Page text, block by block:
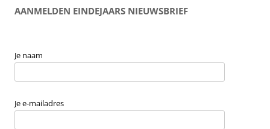
AANMELDEN EINDEJAARS NIEUWSBRIEF
Je naam
Je e-mailadres